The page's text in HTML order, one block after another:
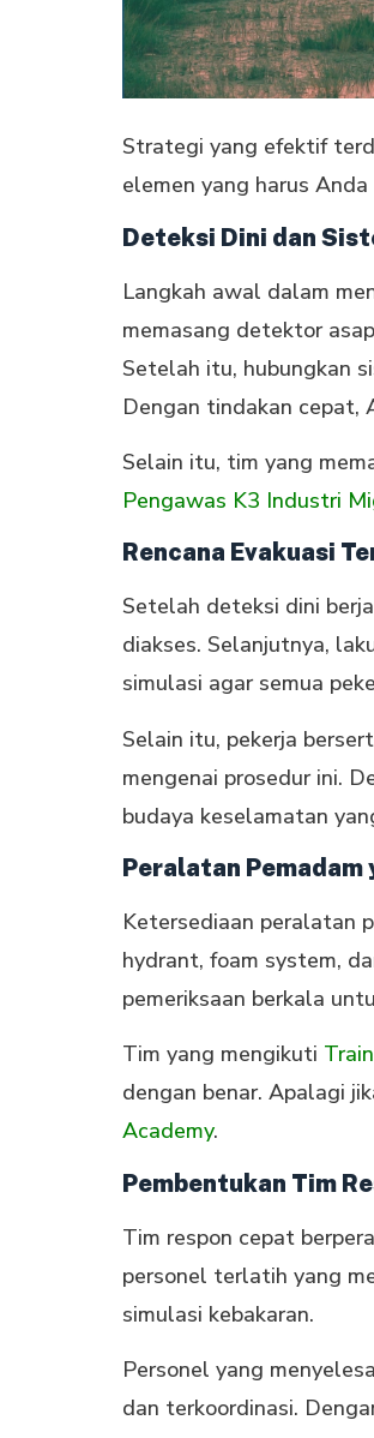
Strategi yang efektif
elemen yang harus
Deteksi Dini dan
Langkah awal dalam
memasang detektor
Setelah itu, hubungkan
Dengan tindakan cepat,
Selain itu, tim yang
Pengawas K3 Industri
Rencana Evakuasi
Setelah deteksi dini
diakses. Selanjutnya,
simulasi agar semua
Selain itu, pekerja
mengenai prosedur ini.
budaya keselamatan
Peralatan Pemadam
Ketersediaan peralatan
hydrant, foam system,
pemeriksaan berkala
Tim yang mengikuti
dengan benar. Apalagi
Academy.
Pembentukan Tim
Tim respon cepat
personel terlatih yang
simulasi kebakaran.
Personel yang
dan terkoordinasi.